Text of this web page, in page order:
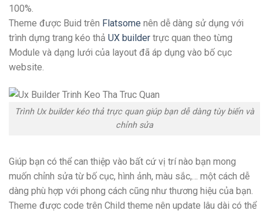
100%.
Theme được Buid trên Flatsome nên dễ dàng sử dụng với
trình dựng trang kéo thả UX builder trực quan theo từng
Module và dạng lưới của layout đã áp dụng vào bố cục
website.
Trình Ux builder kéo thả trực quan giúp bạn dễ dàng tùy biến và
chỉnh sửa
Giúp bạn có thể can thiệp vào bất cứ vị trí nào bạn mong
muốn chỉnh sửa từ bố cục, hình ảnh, màu sắc,… một cách dễ
dàng phù hợp với phong cách cũng như thương hiệu của bạn.
Theme được code trên Child theme nên update lâu dài có thể